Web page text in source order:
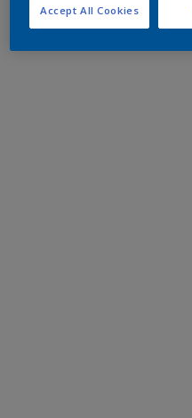
Accept All Cookies